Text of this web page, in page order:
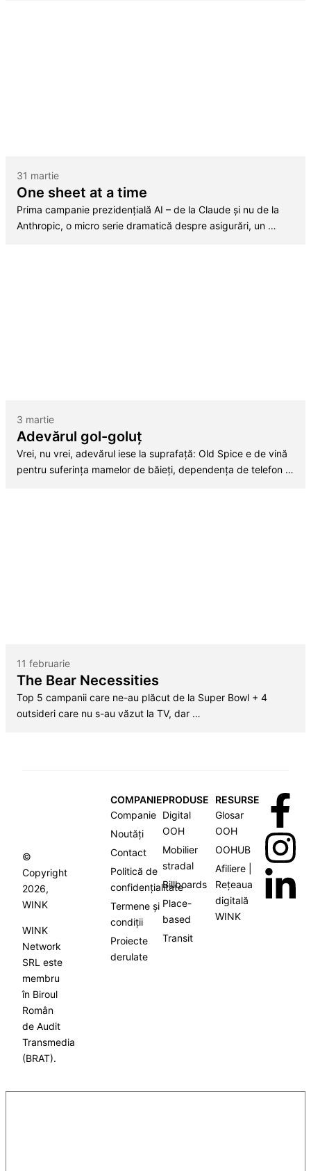
31 martie
One sheet at a time
Prima campanie prezidențială AI – de la Claude și nu de la
Anthropic, o micro serie dramatică despre asigurări, un …
3 martie
Adevărul gol-goluț
Vrei, nu vrei, adevărul iese la suprafață: Old Spice e de vină
pentru suferința mamelor de băieți, dependența de telefon …
11 februarie
The Bear Necessities
Top 5 campanii care ne-au plăcut de la Super Bowl + 4
outsideri care nu s-au văzut la TV, dar …
©
Copyright
2026,
WINK
WINK
Network
SRL este
membru
în Biroul
Român
de Audit
Transmedia
(BRAT).
COMPANIE
Companie
Noutăți
Contact
Politică de
confidențialitate
Termene și
condiții
Proiecte
derulate
PRODUSE
Digital
OOH
Mobilier
stradal
Billboards
Place-
based
Transit
RESURSE
Glosar
OOH
OOHUB
Afiliere |
Rețeaua
digitală
WINK